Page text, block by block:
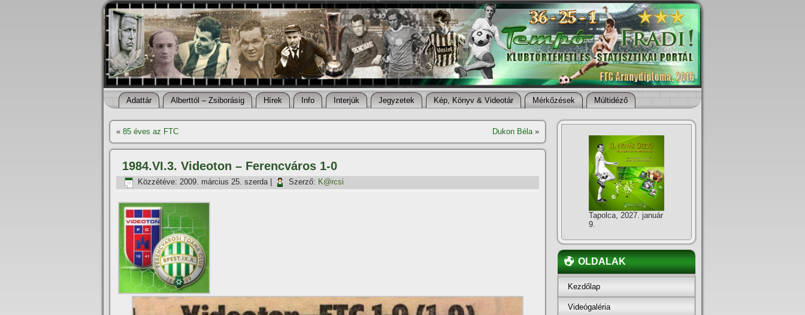
Adattár Alberttól – Zsiborásig Hí­rek Info Interjúk Jegyzetek Kép, Könyv & Videotár Mérkőzések Múltidéző
« 85 éves az FTC Dukon Béla»
1984.VI.3. Videoton – Ferencváros 1-0
Közzétéve: 2009. március 25. szerda| Szerző: K@rcsi
Tapolca, 2027. január
9.
OLDALAK
Kezdőlap
Videógaléria